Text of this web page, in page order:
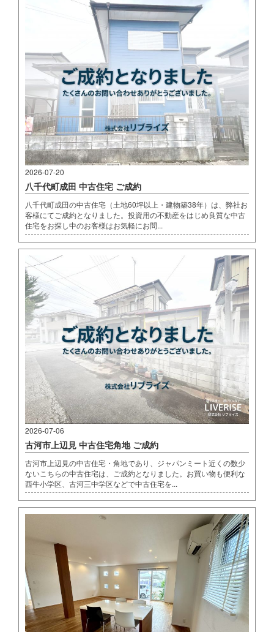
2026-07-20
八千代町成田 中古住宅 ご成約
八千代町成田の中古住宅（土地60坪以上・建物築38年）は、弊社お
客様にてご成約となりました。投資用の不動産をはじめ良質な中古
住宅をお探し中のお客様はお気軽にお問...
2026-07-06
古河市上辺見 中古住宅角地 ご成約
古河市上辺見の中古住宅・角地であり、ジャパンミート近くの数少
ないこちらの中古住宅は、ご成約となりました。お買い物も便利な
西牛小学区、古河三中学区などで中古住宅を...